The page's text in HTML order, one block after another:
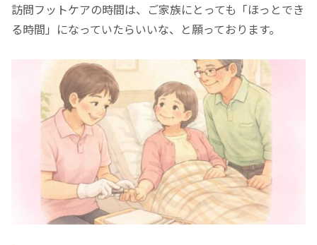
訪問フットケアの時間は、ご家族にとっても「ほっとでき
る時間」になっていたらいいな、と願っております。